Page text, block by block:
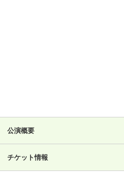
公演概要
チケット情報